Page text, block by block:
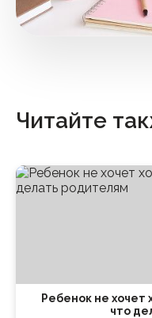
Читайте
Ребенок не хочет
что